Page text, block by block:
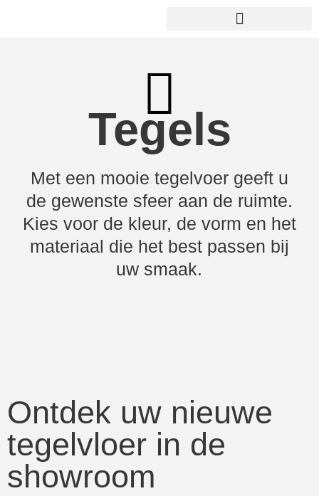
Tegels
Met een mooie tegelvoer geeft u
de gewenste sfeer aan de ruimte.
Kies voor de kleur, de vorm en het
materiaal die het best passen bij
uw smaak.
Ontdek uw nieuwe
tegelvloer in de
showroom